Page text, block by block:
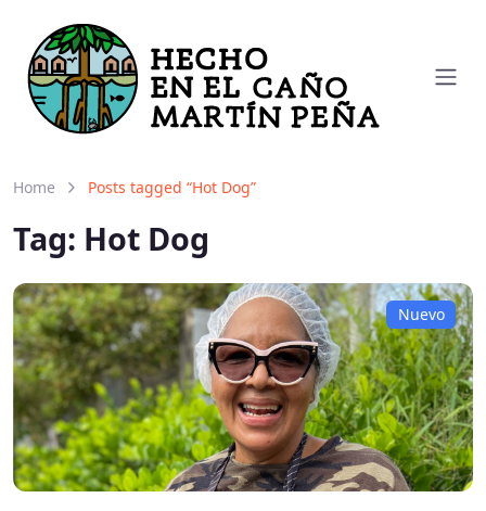
Home Posts tagged “Hot Dog”
Tag: Hot Dog
Nuevo